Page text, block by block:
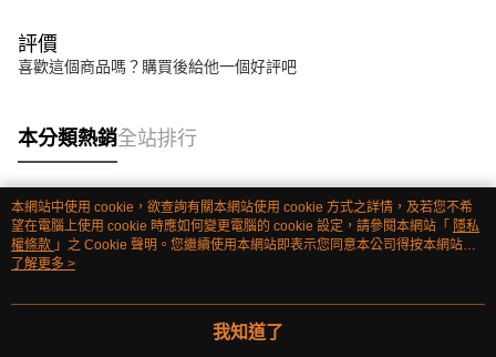
評價
喜歡這個商品嗎？購買後給他一個好評吧
本分類熱銷全站排行
熱門標籤
本網站中使用 cookie，欲查詢有關本網站使用 cookie 方式之詳情，及若您不希
望在電腦上使用 cookie 時應如何變更電腦的 cookie 設定，請參閱本網站「 隱私
權條款 」之 Cookie 聲明。您繼續使用本網站即表示您同意本公司得按本網站使
用條款之 Cookie 聲明使用 cookie。
了解更多 >
我知道了